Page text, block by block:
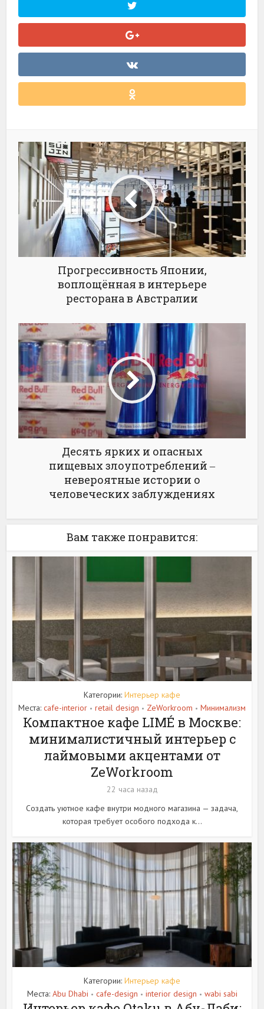
Прогрессивность Японии,
воплощённая в интерьере
ресторана в Австралии
Десять ярких и опасных
пищевых злоупотреблений ‒
невероятные истории о
человеческих заблуждениях
Вам также понравится:
Категории: Интерьер кафе
Места: cafe-interior • retail design • ZeWorkroom • Минимализм
Компактное кафе LIMÉ в Москве:
минималистичный интерьер с
лаймовыми акцентами от
ZeWorkroom
22 часа назад
Создать уютное кафе внутри модного магазина — задача,
которая требует особого подхода к...
Категории: Интерьер кафе
Места: Abu Dhabi • cafe-design • interior design • wabi sabi